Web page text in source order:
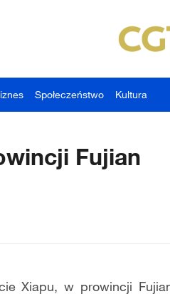
Społeczeństwo Kultura
Fujian
Xiapu, w prowincji